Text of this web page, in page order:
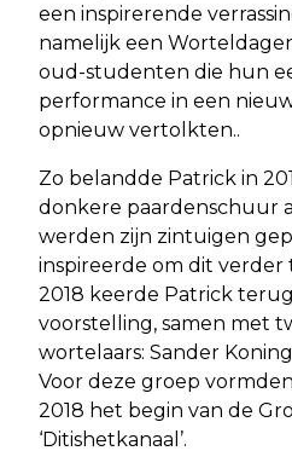
een inspirerende
namelijk een
oud-studenten die hun
performance in een
opnieuw vertolkten..
Zo belandde Patrick in
donkere paardenschuur
werden zijn zintuigen
inspireerde om dit verder
2018 keerde Patrick
voorstelling, samen met
wortelaars: Sander
Voor deze groep
2018 het begin van de
‘Ditishetkanaal’.